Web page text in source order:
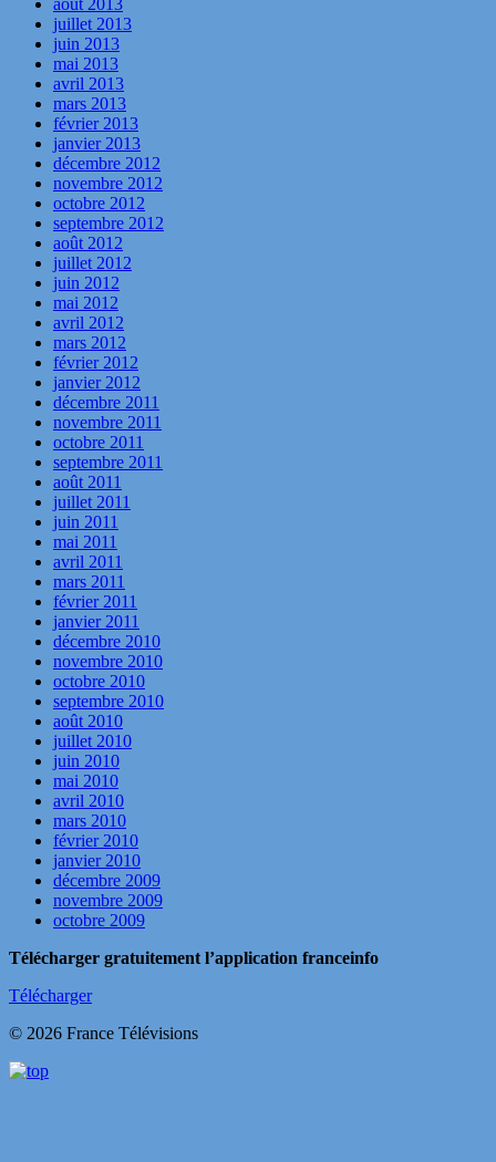
août 2013
juillet 2013
juin 2013
mai 2013
avril 2013
mars 2013
février 2013
janvier 2013
décembre 2012
novembre 2012
octobre 2012
septembre 2012
août 2012
juillet 2012
juin 2012
mai 2012
avril 2012
mars 2012
février 2012
janvier 2012
décembre 2011
novembre 2011
octobre 2011
septembre 2011
août 2011
juillet 2011
juin 2011
mai 2011
avril 2011
mars 2011
février 2011
janvier 2011
décembre 2010
novembre 2010
octobre 2010
septembre 2010
août 2010
juillet 2010
juin 2010
mai 2010
avril 2010
mars 2010
février 2010
janvier 2010
décembre 2009
novembre 2009
octobre 2009
Télécharger gratuitement l’application franceinfo
Télécharger
© 2026 France Télévisions